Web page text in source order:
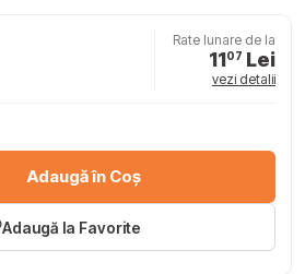
Rate lunare de la
1107 Lei
vezi detalii
Adaugă în Coș
Adaugă la Favorite